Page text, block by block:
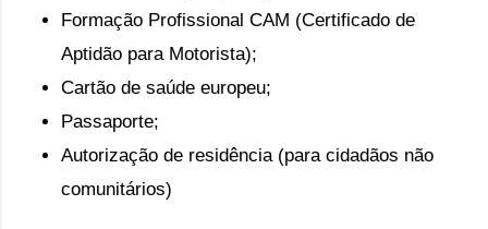
Formação Profissional CAM (Certificado de
Aptidão para Motorista);
Cartão de saúde europeu;
Passaporte;
Autorização de residência (para cidadãos não
comunitários)